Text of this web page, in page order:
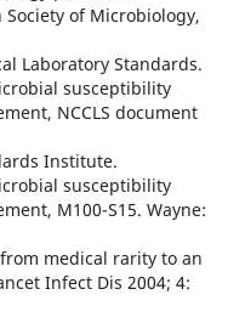
of Microbiology,
Laboratory Standards.
susceptibility
NCCLS document
Institute.
susceptibility
M100-S15. Wayne:
medical rarity to an
Infect Dis 2004; 4: